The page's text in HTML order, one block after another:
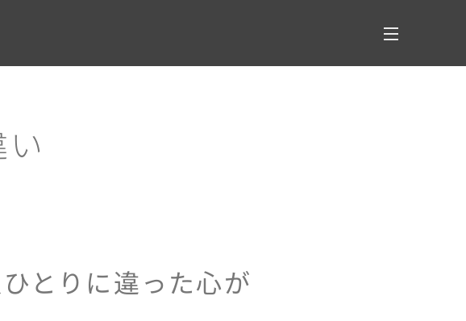
とりに違った心が